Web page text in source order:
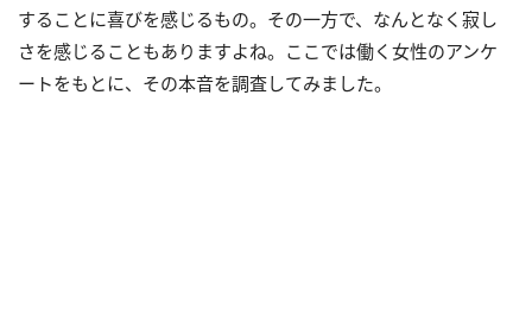
することに喜びを感じるもの。その一方で、なんとなく寂し
さを感じることもありますよね。ここでは働く女性のアンケ
ートをもとに、その本音を調査してみました。